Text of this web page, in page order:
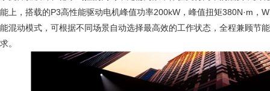
能上，搭载的P3高性能驱动电机峰值功率200kW，峰值扭矩380N·m，
能混动模式，可根据不同场景自动选择最高效的工作状态，全程兼顾节
求。